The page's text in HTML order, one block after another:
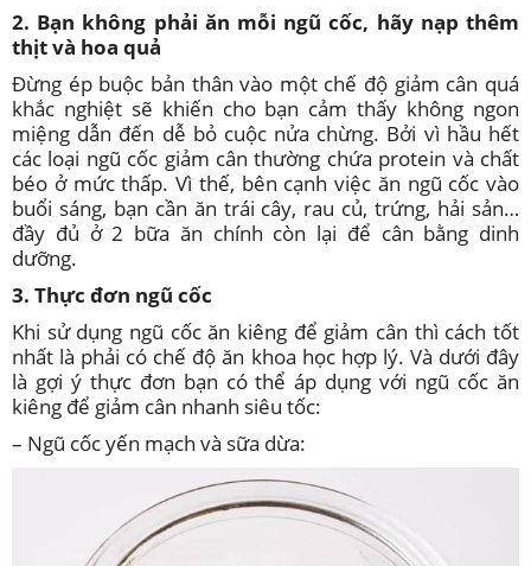
2. Bạn không phải ăn mỗi ngũ cốc, hãy nạp thêm
thịt và hoa quả
Đừng ép buộc bản thân vào một chế độ giảm cân quá
khắc nghiệt sẽ khiến cho bạn cảm thấy không ngon
miệng dẫn đến dễ bỏ cuộc nửa chừng. Bởi vì hầu hết
các loại ngũ cốc giảm cân thường chứa protein và chất
béo ở mức thấp. Vì thế, bên cạnh việc ăn ngũ cốc vào
buổi sáng, bạn cần ăn trái cây, rau củ, trứng, hải sản…
đầy đủ ở 2 bữa ăn chính còn lại để cân bằng dinh
dưỡng.
3. Thực đơn ngũ cốc
Khi sử dụng ngũ cốc ăn kiêng để giảm cân thì cách tốt
nhất là phải có chế độ ăn khoa học hợp lý. Và dưới đây
là gợi ý thực đơn bạn có thể áp dụng với ngũ cốc ăn
kiêng để giảm cân nhanh siêu tốc:
– Ngũ cốc yến mạch và sữa dừa: